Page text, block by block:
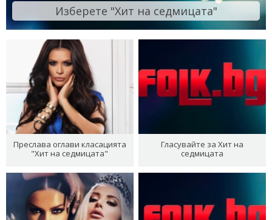
Изберете "Хит на седмицата"
Преслава оглави класацията
"Хит на седмицата"
Гласувайте за Хит на
седмицата